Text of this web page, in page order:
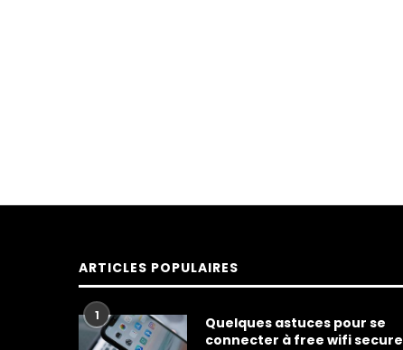
ARTICLES POPULAIRES
1
Quelques astuces pour se
connecter à free wifi secure